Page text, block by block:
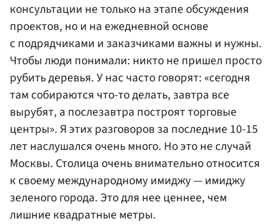
консультации не только на этапе обсуждения
проектов, но и на ежедневной основе
с подрядчиками и заказчиками важны и нужны.
Чтобы люди понимали: никто не пришел просто
рубить деревья. У нас часто говорят: «сегодня
там собираются что-то делать, завтра все
вырубят, а послезавтра построят торговые
центры». Я этих разговоров за последние 10-15
лет наслушался очень много. Но это не случай
Москвы. Столица очень внимательно относится
к своему международному имиджу — имиджу
зеленого города. Это для нее ценнее, чем
лишние квадратные метры.